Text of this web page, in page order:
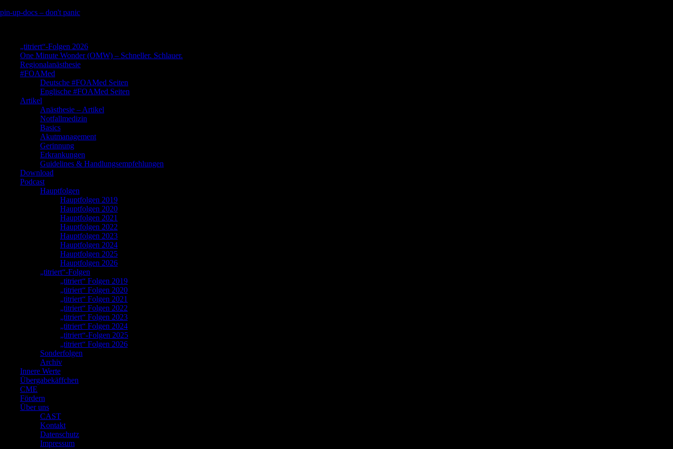
Skip
pin-up-docs – don't panic
„titriert“-Folgen 2026
One Minute Wonder (OMW) – Schneller. Schlauer.
Regionalanästhesie
#FOAMed
Deutsche #FOAMed Seiten
Englische #FOAMed Seiten
Artikel
Anästhesie – Artikel
Notfallmedizin
Basics
Akutmanagement
Gerinnung
Erkrankungen
Guidelines & Handlungsempfehlungen
Download
Podcast
Hauptfolgen
Hauptfolgen 2019
Hauptfolgen 2020
Hauptfolgen 2021
Hauptfolgen 2022
Hauptfolgen 2023
Hauptfolgen 2024
Hauptfolgen 2025
Hauptfolgen 2026
„titriert“-Folgen
„titriert“ Folgen 2019
„titriert“ Folgen 2020
„titriert“ Folgen 2021
„titriert“ Folgen 2022
„titriert“ Folgen 2023
„titriert“ Folgen 2024
„titriert“-Folgen 2025
„titriert“ Folgen 2026
Sonderfolgen
Archiv
Innere Werte
Übergabekäffchen
CME
Fördern
Über uns
CAST
Kontakt
Datenschutz
Impressum